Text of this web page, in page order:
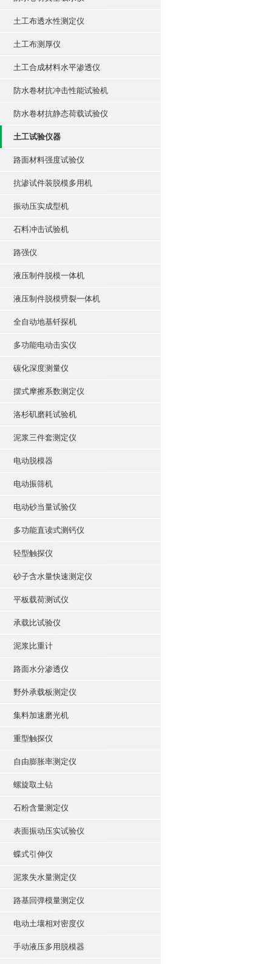
土工布透水性测定仪
土工布测厚仪
土工合成材料水平渗透仪
防水卷材抗冲击性能试验机
防水卷材抗静态荷载试验仪
土工试验仪器
路面材料强度试验仪
抗渗试件装脱模多用机
振动压实成型机
石料冲击试验机
路强仪
液压制件脱模一体机
液压制件脱模劈裂一体机
全自动地基钎探机
多功能电动击实仪
碳化深度测量仪
摆式摩擦系数测定仪
洛杉矶磨耗试验机
泥浆三件套测定仪
电动脱模器
电动振筛机
电动砂当量试验仪
多功能直读式测钙仪
轻型触探仪
砂子含水量快速测定仪
平板载荷测试仪
承载比试验仪
泥浆比重计
路面水分渗透仪
野外承载板测定仪
集料加速磨光机
重型触探仪
自由膨胀率测定仪
螺旋取土钻
石粉含量测定仪
表面振动压实试验仪
蝶式引伸仪
泥浆失水量测定仪
路基回弹模量测定仪
电动土壤相对密度仪
手动液压多用脱模器